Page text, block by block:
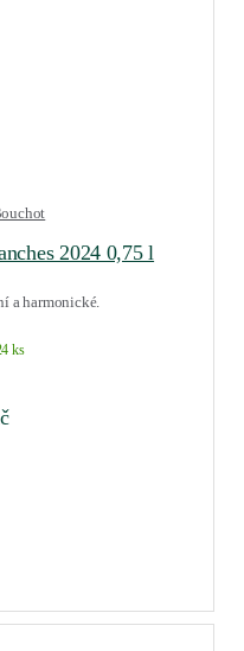
2024 0,75 l
a harmonické.
ks
0,75 l množství